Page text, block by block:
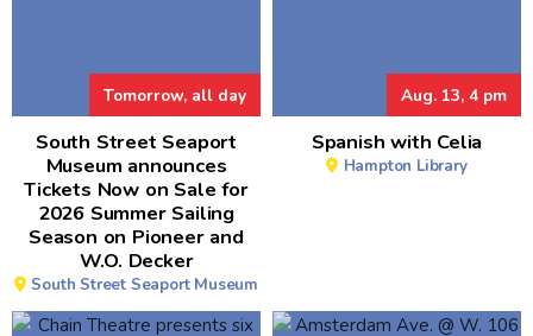
Tomorrow, all day
South Street Seaport
Museum announces
Tickets Now on Sale for
2026 Summer Sailing
Season on Pioneer and
W.O. Decker
South Street Seaport Museum
Aug. 13, 4 pm
Spanish with Celia
Hampton Library